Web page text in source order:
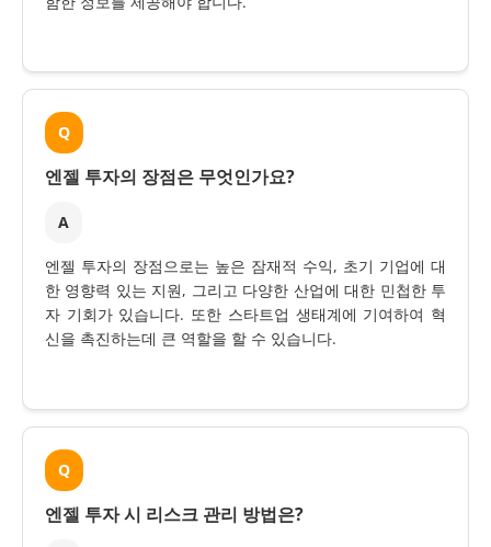
Q
엔젤 투자의 장점은 무엇인가요?
A
엔젤 투자의 장점으로는 높은 잠재적 수익, 초기 기업에 대
한 영향력 있는 지원, 그리고 다양한 산업에 대한 민첩한 투
자 기회가 있습니다. 또한 스타트업 생태계에 기여하여 혁
신을 촉진하는데 큰 역할을 할 수 있습니다.
Q
엔젤 투자 시 리스크 관리 방법은?